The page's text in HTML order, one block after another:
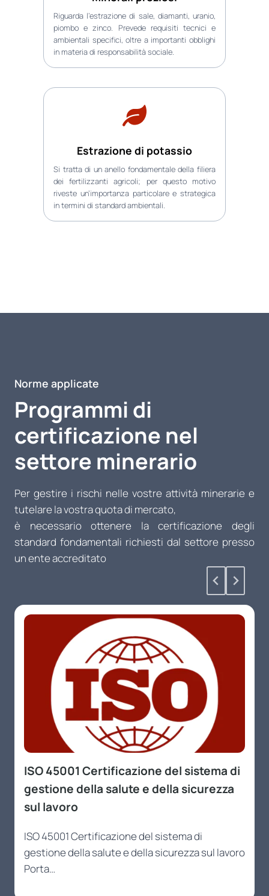
Riguarda l’estrazione di sale, diamanti, uranio,
piombo e zinco. Prevede requisiti tecnici e
ambientali specifici, oltre a importanti obblighi
in materia di responsabilità sociale.
Estrazione di potassio
Si tratta di un anello fondamentale della filiera
dei fertilizzanti agricoli; per questo motivo
riveste un’importanza particolare e strategica
in termini di standard ambientali.
Norme applicate
Programmi di
certificazione nel
settore minerario
Per gestire i rischi nelle vostre attività minerarie e
tutelare la vostra quota di mercato,
è necessario ottenere la certificazione degli
standard fondamentali richiesti dal settore presso
un ente accreditato
ISO 45001 Certificazione del sistema di
gestione della salute e della sicurezza
sul lavoro
ISO 45001 Certificazione del sistema di
gestione della salute e della sicurezza sul lavoro
Porta…